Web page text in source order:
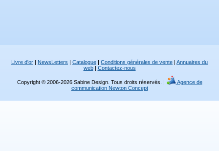
Livre d'or | NewsLetters | Catalogue | Conditions générales de vente | Annuaires du
web| Contactez-nous
Copyright © 2006-2026 Sabine Design. Tous droits réservés. |
Agence de
communication Newton Concept